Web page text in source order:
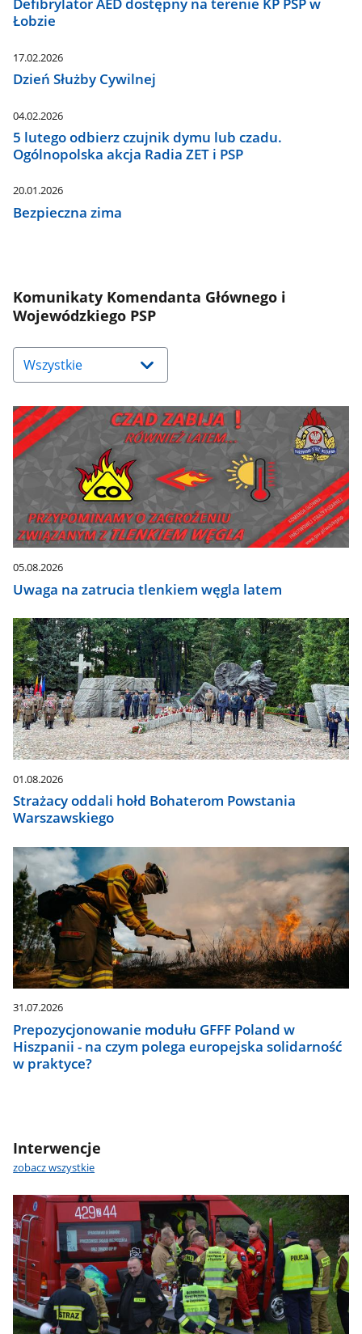
Defibrylator AED dostępny na terenie KP PSP w
Łobzie
17.02.2026
Dzień Służby Cywilnej
04.02.2026
5 lutego odbierz czujnik dymu lub czadu.
Ogólnopolska akcja Radia ZET i PSP
20.01.2026
Bezpieczna zima
Komunikaty Komendanta Głównego i
Wojewódzkiego PSP
Naciśnij
strzałkę
w
dół,
aby
wybrać
odpowiednią
pozycję.
zaktualizują
się
automatycznie.
05.08.2026
Uwaga na zatrucia tlenkiem węgla latem
01.08.2026
Strażacy oddali hołd Bohaterom Powstania
Warszawskiego
31.07.2026
Prepozycjonowanie modułu GFFF Poland w
Hiszpanii - na czym polega europejska solidarność
w praktyce?
Interwencje
zobacz wszystkie